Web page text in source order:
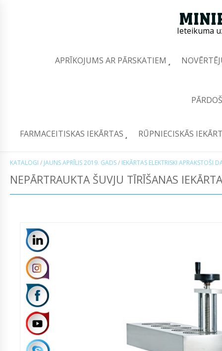
Ieteikuma
APRĪKOJUMS AR PĀRSKATIEM
FARMACEITISKAS IEKĀRTAS RŪPNIECISKĀS
KATALOGI / JAUNS APRĪLIS 2019. GADS/ IEKĀRTAS ELEKTRISKI APRAKSTOŠI
NEPĀRTRAUKTA ŠUVJU TĪRĪŠANAS